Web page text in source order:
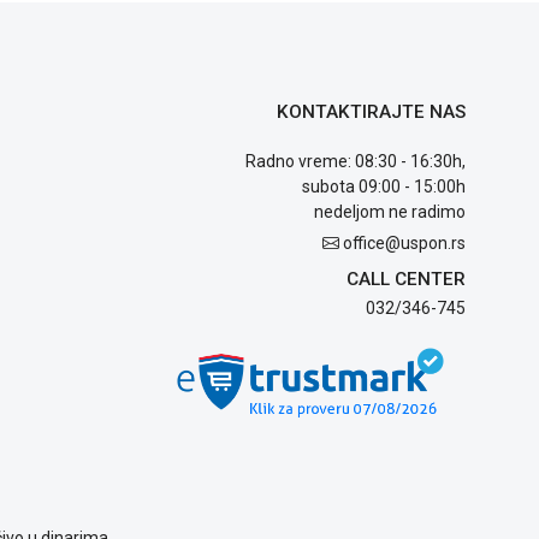
KONTAKTIRAJTE NAS
Radno vreme: 08:30 - 16:30h,
subota 09:00 - 15:00h
nedeljom ne radimo
office@uspon.rs
CALL CENTER
032/346-745